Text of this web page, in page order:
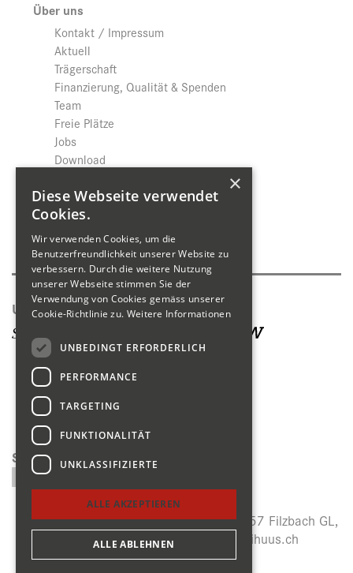
Über uns
Kontakt / Impressum
Aktuell
Trägerschaft
Finanzierung, Qualität & Spenden
Team
Freie Plätze
Jobs
Download
Shop
Produktkatalog
Unsere Seiten
Suchen
Menzihuus, Panoramastrasse 27, CH-8757 Filzbach GL,
+41 (0)55 614 64 14,
info@menzihuus.ch
×
Diese Webseite verwendet
Cookies.
Wir verwenden Cookies, um die
Benutzerfreundlichkeit unserer Website zu
verbessern. Durch die weitere Nutzung
unserer Webseite stimmen Sie der
Verwendung von Cookies gemäss unserer
Cookie-Richtlinie zu. Weitere Informationen
UNBEDINGT ERFORDERLICH
PERFORMANCE
TARGETING
FUNKTIONALITÄT
UNKLASSIFIZIERTE
ALLE AKZEPTIEREN
ALLE ABLEHNEN